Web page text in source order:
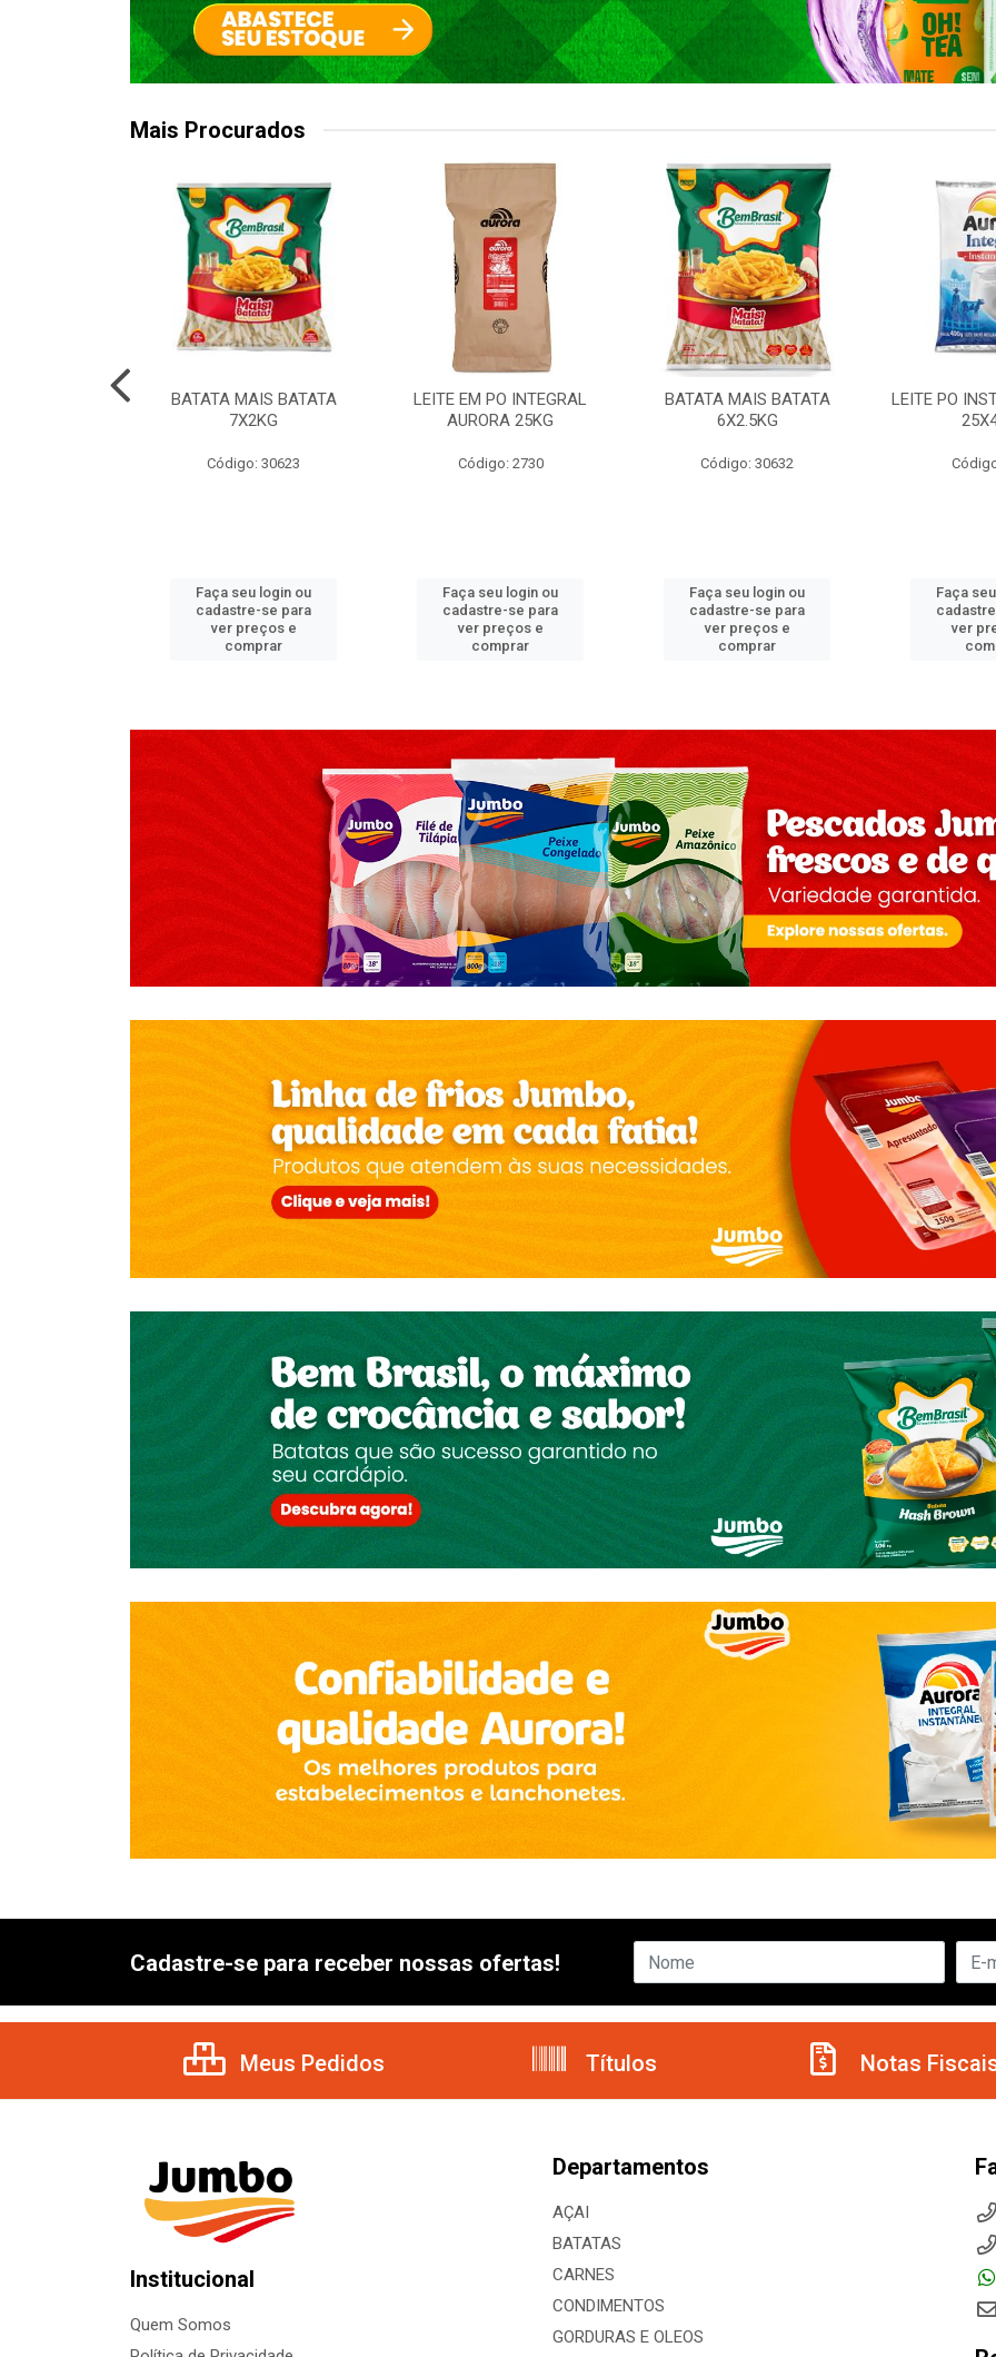
Mais Procurados
BATATA MAIS BATATA
7X2KG
Código: 30623
Faça seu login ou
cadastre-se para
ver preços e
comprar
LEITE EM PO INTEGRAL
AURORA 25KG
Código: 2730
Faça seu login ou
cadastre-se para
ver preços e
comprar
BATATA MAIS BATATA
6X2.5KG
Código: 30632
Faça seu login ou
cadastre-se para
ver preços e
comprar
LEITE PO
Faça
ver
Cadastre-se para receber nossas ofertas!
Meus Pedidos Títulos Notas
Institucional
Quem Somos
Departamentos
AÇAI
BATATAS
CARNES
CONDIMENTOS
GORDURAS E OLEOS